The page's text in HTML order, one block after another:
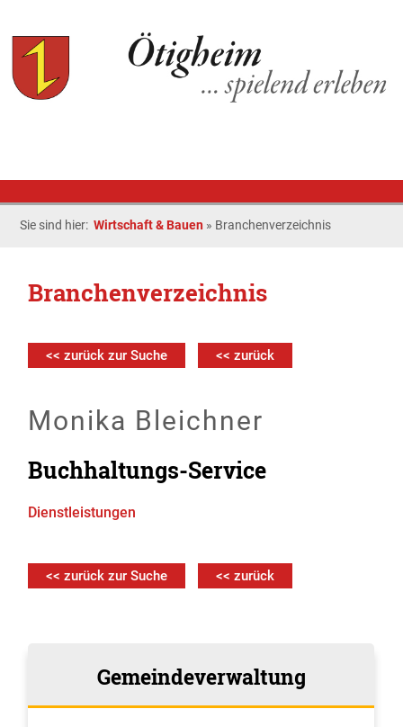
Sie sind hier:Wirtschaft & Bauen » Branchenverzeichnis
Branchenverzeichnis
<< zurück zur Suche << zurück
Monika Bleichner
Buchhaltungs-Service
Dienstleistungen
<< zurück zur Suche << zurück
Gemeindeverwaltung